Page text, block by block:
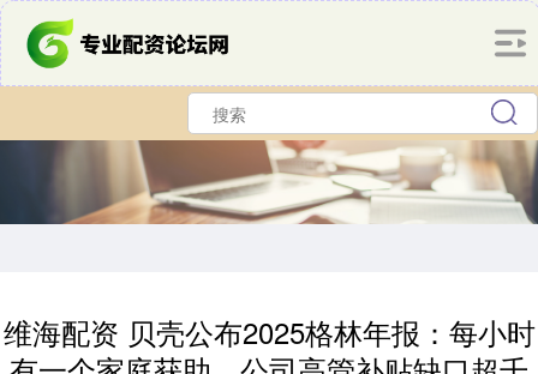
维海配资 贝壳公布2025格林年报：每小时